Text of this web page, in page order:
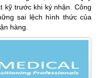
kỹ trước khi ký nhận. Công
sai lệch hình thức của
hàng.